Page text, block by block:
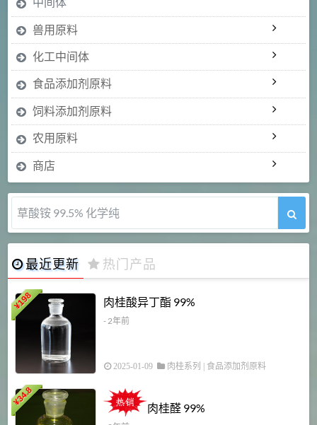
兽用原料
化工中间体
食品添加剂原料
饲料添加剂原料
农用原料
商店
草酸铵 99.5% 化学纯
最近更新 热门产品
¥
198 肉桂酸异丁酯 99%
- 2年前
2025-01-09 肉桂系列 食品添加剂原料
¥
34.8
肉桂醛 99%